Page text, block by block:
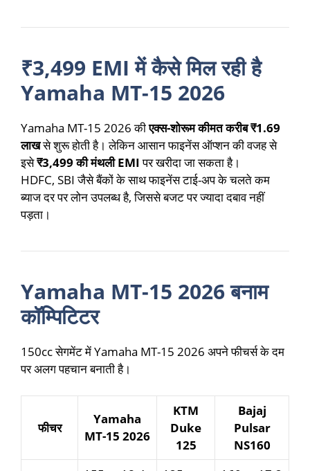
₹3,499 EMI में कैसे मिल रही है
Yamaha MT-15 2026
Yamaha MT-15 2026 कीएक्स-शोरूम कीमत करीब ₹1.69
लाखसे शुरू होती है। लेकिन आसान फाइनेंस ऑप्शन की वजह से
इसे₹3,499 की मंथली EMIपर खरीदा जा सकता है।
HDFC, SBI जैसे बैंकों के साथ फाइनेंस टाई-अप के चलते कम
ब्याज दर पर लोन उपलब्ध है, जिससे बजट पर ज्यादा दबाव नहीं
पड़ता।
Yamaha MT-15 2026 बनाम
कॉम्पिटिटर
150cc सेगमेंट में Yamaha MT-15 2026 अपने फीचर्स के दम
पर अलग पहचान बनाती है।
फीचर
Yamaha
MT-15 2026
KTM
Duke
125
Bajaj
Pulsar
NS160